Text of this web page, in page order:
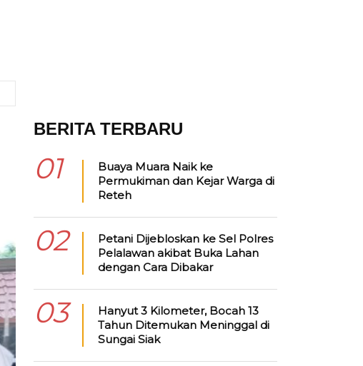
BERITA TERBARU
01
Buaya Muara Naik ke
Permukiman dan Kejar Warga di
Reteh
02
Petani Dijebloskan ke Sel Polres
Pelalawan akibat Buka Lahan
dengan Cara Dibakar
03
Hanyut 3 Kilometer, Bocah 13
Tahun Ditemukan Meninggal di
Sungai Siak